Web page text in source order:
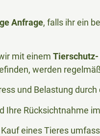
Anfrage, falls ihr ein
mit einem Tierschutz-
werden
und Belastung
Ihre Rücksichtnahme
eines Tieres